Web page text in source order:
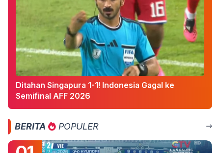
Ditahan Singapura 1-1! Indonesia Gagal ke
Semifinal AFF 2026
BERITA POPULER